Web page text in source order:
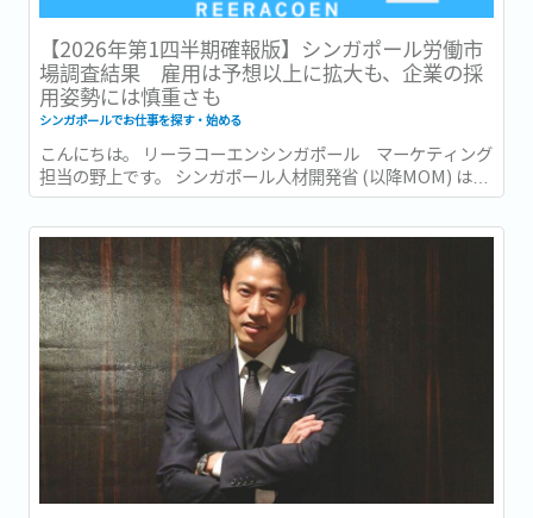
【2026年第1四半期確報版】シンガポール労働市
場調査結果 雇用は予想以上に拡大も、企業の採
用姿勢には慎重さも
シンガポールでお仕事を探す・始める
こんにちは。 リーラコーエンシンガポール マーケティング
担当の野上です。 シンガポール人材開発省 (以降MOM) は先
日の2026年6月15日、2026年第1四半期 (1〜3月) の労働市場
レポート (Labour Market Report) を発表しました。...